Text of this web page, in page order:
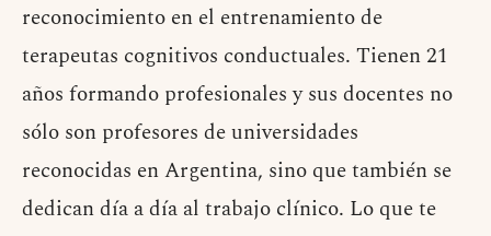
reconocimiento en el entrenamiento de
terapeutas cognitivos conductuales. Tienen 21
años formando profesionales y sus docentes no
sólo son profesores de universidades
reconocidas en Argentina, sino que también se
dedican día a día al trabajo clínico. Lo que te